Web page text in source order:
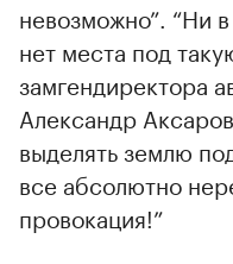
невозможно”. “Ни
нет места под
Александр
выделять землю
все абсолютно
провокация!”